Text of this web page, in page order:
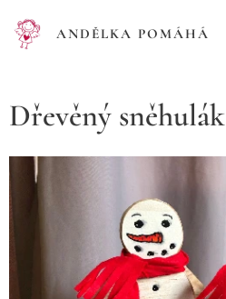
ANDĚLKA POMÁHÁ
Dřevěný sněhulák